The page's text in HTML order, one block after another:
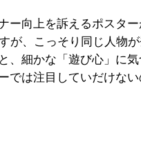
ー向上を訴えるポスタ
が、こっそり同じ人物
、細かな「遊び心」に
ーでは注目していだけ